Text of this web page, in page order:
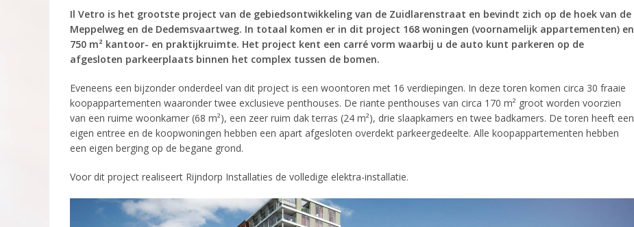
Il Vetro is het grootste project van de gebiedsontwikkeling van de Zuidlarenstraat en bevindt zich op de hoek van de
Meppelweg en de Dedemsvaartweg. In totaal komen er in dit project 168 woningen (voornamelijk appartementen) en
750 m² kantoor- en praktijkruimte. Het project kent een carré vorm waarbij u de auto kunt parkeren op de
afgesloten parkeerplaats binnen het complex tussen de bomen.
Eveneens een bijzonder onderdeel van dit project is een woontoren met 16 verdiepingen. In deze toren komen circa 30 fraaie
koopappartementen waaronder twee exclusieve penthouses. De riante penthouses van circa 170 m² groot worden voorzien
van een ruime woonkamer (68 m²), een zeer ruim dak terras (24 m²), drie slaapkamers en twee badkamers. De toren heeft een
eigen entree en de koopwoningen hebben een apart afgesloten overdekt parkeergedeelte. Alle koopappartementen hebben
een eigen berging op de begane grond.
Voor dit project realiseert Rijndorp Installaties de volledige elektra-installatie.